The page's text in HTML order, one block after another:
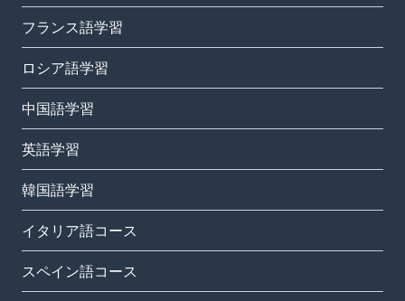
フランス語学習
ロシア語学習
中国語学習
英語学習
韓国語学習
イタリア語コース
スペイン語コース